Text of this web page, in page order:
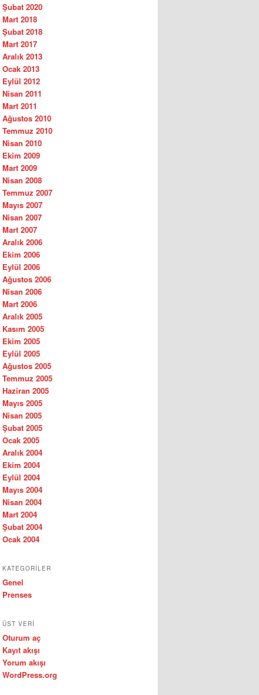
Şubat 2020
Mart 2018
Şubat 2018
Mart 2017
Aralık 2013
Ocak 2013
Eylül 2012
Nisan 2011
Mart 2011
Ağustos 2010
Temmuz 2010
Nisan 2010
Ekim 2009
Mart 2009
Nisan 2008
Temmuz 2007
Mayıs 2007
Nisan 2007
Mart 2007
Aralık 2006
Ekim 2006
Eylül 2006
Ağustos 2006
Nisan 2006
Mart 2006
Aralık 2005
Kasım 2005
Ekim 2005
Eylül 2005
Ağustos 2005
Temmuz 2005
Haziran 2005
Mayıs 2005
Nisan 2005
Şubat 2005
Ocak 2005
Aralık 2004
Ekim 2004
Eylül 2004
Mayıs 2004
Nisan 2004
Mart 2004
Şubat 2004
Ocak 2004
KATEGORILER
Genel
Prenses
ÜST VERI
Oturum aç
Kayıt akışı
Yorum akışı
WordPress.org